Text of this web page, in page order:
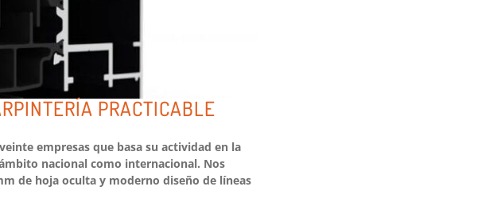
PRACTICABLE
empresas que basa su actividad en la
nacional como internacional. Nos
de hoja oculta y moderno diseño de líneas